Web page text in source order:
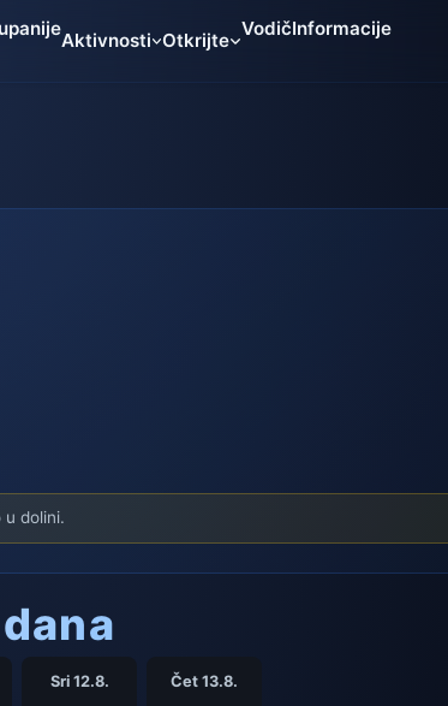
Aktivnosti Otkrijte
VodičInformacije
dolini.
Sri 12.8. Čet 13.8.